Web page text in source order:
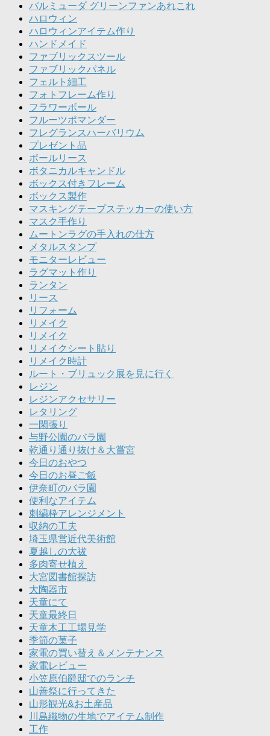
バルミューダ グリーンファンあれこれ
ハロウィン
ハロウィンアイテム作り
ハンドメイド
ファブリックスツール
ファブリックパネル
フェルト細工
フォトフレーム作り
フラワーボール
フルーツポマンダー
フレグランスハーバリウム
プレゼント品
ボールリース
ボタニカルキャンドル
ボックス付きフレーム
ボックス製作
マスキングテープステッカーの使い方
マスク手作り
ムートンラグの手入れの仕方
メタルスタンプ
モニターレビュー
ラグマット作り
ランタン
リース
リフォーム
リメイク
リメイク
リメイクシート貼り
リメイク時計
ルート・ブリュック展を見に行く
レジン
レジンアクセサリー
レタリング
一閑張り
与野公園のバラ園
乾通り通り抜け＆大嘗宮
今日のおやつ
今日のお昼ご飯
伊奈町のバラ園
便利なアイテム
刺繍枠アレンジメント
収納の工夫
埼玉県営近代美術館
夏越しの大祓
多肉寄せ植え
大宮図書館探訪
大陶器市
天童にて
天童最終日
天童木工工場見学
季節の菓子
家電の買い替え＆メンテナンス
家電レビュー
小笠原伯爵邸でのランチ
山善祭に行ってきた
山形観光&お土産品
川島織物の生地でアイテム制作
工作